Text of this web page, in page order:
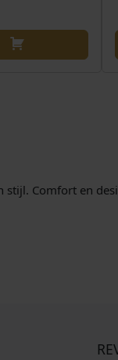
Comfort en